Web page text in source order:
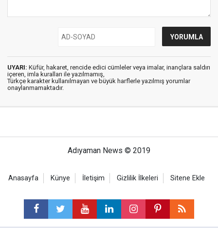
UYARI: Küfür, hakaret, rencide edici cümleler veya imalar, inançlara saldırı
içeren, imla kuralları ile yazılmamış,
Türkçe karakter kullanılmayan ve büyük harflerle yazılmış yorumlar
onaylanmamaktadır.
Adıyaman News © 2019
Anasayfa Künye İletişim Gizlilik İlkeleri Sitene Ekle